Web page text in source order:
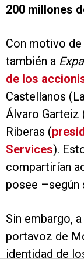
200 millones
Con motivo
también a
de los
Castellanos
Álvaro Garteiz
Riberas (
Services).
compartirían
posee –según
Sin embargo,
portavoz de
identidad de